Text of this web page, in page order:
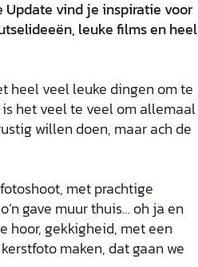
Update vind je inspiratie voor
leuke films en heel
heel veel leuke dingen om te
het veel te veel om allemaal
willen doen, maar ach de
met prachtige
gave muur thuis… oh ja en
hoor, gekkigheid, met een
maken, dat gaan we